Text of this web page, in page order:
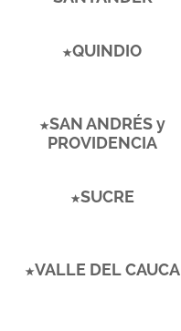
QUINDIO
SAN ANDRÉS y
PROVIDENCIA
SUCRE
VALLE DEL CAUCA